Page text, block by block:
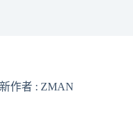
作者 : ZMAN